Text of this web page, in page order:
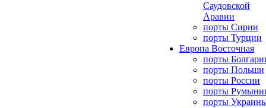
Саудовской
Аравии
порты Сирии
порты Турции
Европа Восточная
порты
порты Польши
порты России
порты
порты